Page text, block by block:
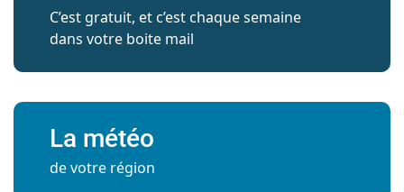
C’est gratuit, et c’est chaque semaine
dans votre boite mail
La météo
de votre région